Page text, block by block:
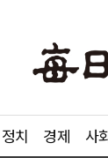
정치 경제 사